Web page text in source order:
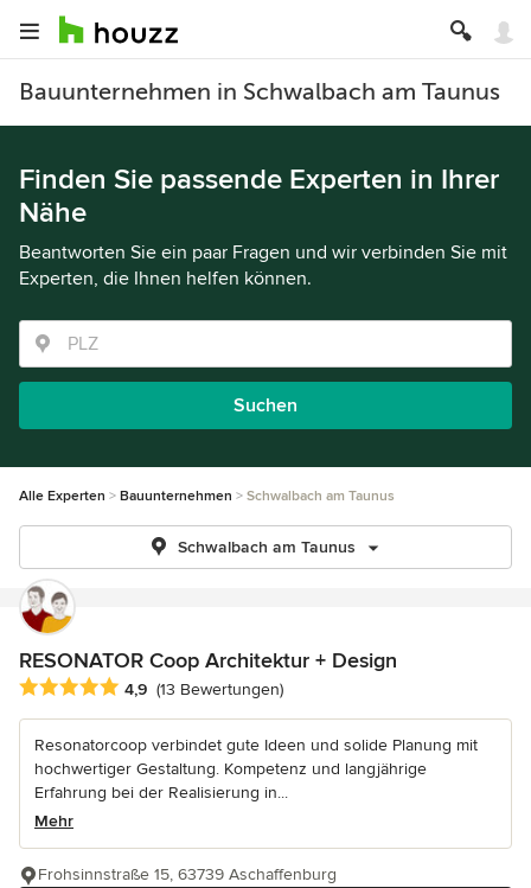
Bauunternehmen in Schwalbach am Taunus
Finden Sie passende Experten in Ihrer
Nähe
Beantworten Sie ein paar Fragen und wir verbinden Sie mit
Experten, die Ihnen helfen können.
Suchen
Alle Experten Bauunternehmen Schwalbach am Taunus
Schwalbach am Taunus
RESONATOR Coop Architektur + Design
Durchschnittliche Bewertung: 4.9 von 5 Sternen
4,9 (13 Bewertungen)
Resonatorcoop verbindet gute Ideen und solide Planung mit
hochwertiger Gestaltung. Kompetenz und langjährige
Erfahrung bei der Realisierung in...
Mehr
Frohsinnstraße 15, 63739 Aschaffenburg